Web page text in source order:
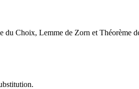
du Choix, Lemme de Zorn et Théorème